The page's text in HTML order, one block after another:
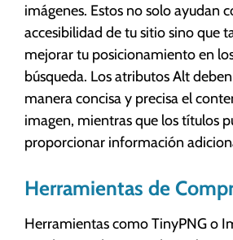
imágenes. Estos no solo ayudan
accesibilidad de tu sitio sino que
mejorar tu posicionamiento en
búsqueda. Los atributos Alt
manera concisa y precisa el
imagen, mientras que los títulos
proporcionar información
Herramientas de
Herramientas como TinyPNG o